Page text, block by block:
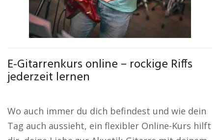
E-Gitarrenkurs online – rockige Riffs
jederzeit lernen
Wo auch immer du dich befindest und wie dein
Tag auch aussieht, ein flexibler Online-Kurs hilft